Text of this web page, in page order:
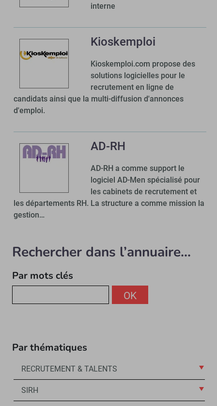
interne
Kioskemploi
Kioskemploi.com propose des
solutions logicielles pour le
recrutement en ligne de
candidats ainsi que la multi-diffusion d'annonces
d'emploi.
AD-RH
AD-RH a comme support le
logiciel AD-Men spécialisé pour
les cabinets de recrutement et
les départements RH. La structure a comme mission la
gestion…
Rechercher dans l’annuaire...
Par mots clés
OK
Par thématiques
RECRUTEMENT & TALENTS
SIRH